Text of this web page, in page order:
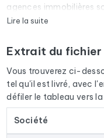
agences immobilières
diagnostiqueurs, les
Chaque email du
automatique via
adresses invalides, les
sont retirés. Résultat :
campagnes qui
Lire la suite
Extrait du fichier
Vous trouverez ci-
tel qu'il est livré, avec
défiler le tableau vers
Société